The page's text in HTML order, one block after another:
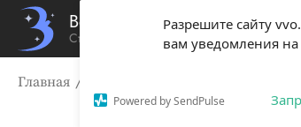
Разрешите сайту
вам уведомления
Powered by SendPulse
Вечерний Владивосток
Стиль жизни твоего города
Главная Внутренние